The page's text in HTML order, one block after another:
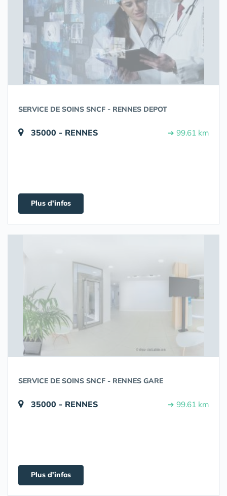
SERVICE DE SOINS SNCF - RENNES DEPOT
35000 - RENNES ➔ 99.61 km
Plus d'infos
SERVICE DE SOINS SNCF - RENNES GARE
35000 - RENNES ➔ 99.61 km
Plus d'infos